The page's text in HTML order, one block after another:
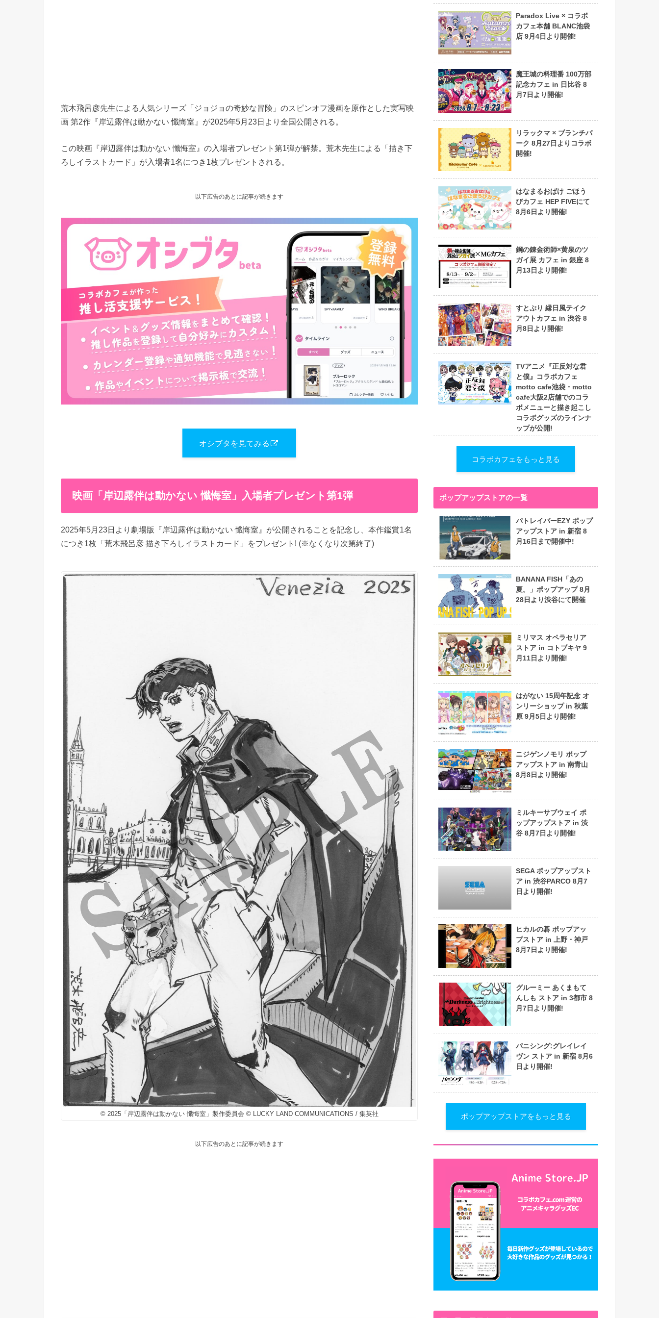
荒木飛呂彦先生による人気シリーズ「ジョジョの奇妙な冒険」のスピンオフ漫画を原作とした実写映
画 第2作『岸辺露伴は動かない 懺悔室』が2025年5月23日より全国公開される。
この映画『岸辺露伴は動かない 懺悔室』の入場者プレゼント第1弾が解禁。荒木先生による「描き下
ろしイラストカード」が入場者1名につき1枚プレゼントされる。
以下広告のあとに記事が続きます
オシブタを見てみる
映画「岸辺露伴は動かない 懺悔室」入場者プレゼント第1弾
2025年5月23日より劇場版『岸辺露伴は動かない 懺悔室』が公開されることを記念し、本作鑑賞1名
につき1枚「荒木飛呂彦 描き下ろしイラストカード」をプレゼント! (※なくなり次第終了)
© 2025「岸辺露伴は動かない 懺悔室」製作委員会 © LUCKY LAND COMMUNICATIONS / 集英社
以下広告のあとに記事が続きます
Paradox Live × コラボ
カフェ本舗 BLANC池袋
店 9月4日より開催!
魔王城の料理番 100万部
記念カフェ in 日比谷 8
月7日より開催!
リラックマ × ブランチパ
ーク 8月27日よりコラボ
開催!
はなまるおばけ ごほう
びカフェ HEP FIVEにて
8月6日より開催!
鋼の錬金術師×黄泉のツ
ガイ展 カフェ in 銀座 8
月13日より開催!
すとぷり 縁日風テイク
アウトカフェ in 渋谷 8
月8日より開催!
TVアニメ『正反対な君
と僕』コラボカフェ
motto cafe池袋・motto
cafe大阪2店舗でのコラ
ボメニューと描き起こし
コラボグッズのラインナ
ップが公開!
コラボカフェをもっと見る
ポップアップストアの一覧
パトレイバーEZY ポップ
アップストア in 新宿 8
月16日まで開催中!
BANANA FISH「あの
夏。」ポップアップ 8月
28日より渋谷にて開催
ミリマス オペラセリア
ストア in コトブキヤ 9
月11日より開催!
はがない 15周年記念 オ
ンリーショップ in 秋葉
原 9月5日より開催!
ニジゲンノモリ ポップ
アップストア in 南青山
8月8日より開催!
ミルキーサブウェイ ポ
ップアップストア in 渋
谷 8月7日より開催!
SEGA ポップアップスト
ア in 渋谷PARCO 8月7
日より開催!
ヒカルの碁 ポップアッ
プストア in 上野・神戸
8月7日より開催!
グルーミー あくまもて
んしも ストア in 3都市 8
月7日より開催!
パニシング:グレイレイ
ヴン ストア in 新宿 8月6
日より開催!
ポップアップストアをもっと見る